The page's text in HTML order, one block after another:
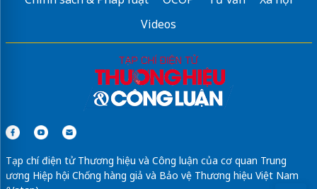
Videos
Tạp chí điện tử Thương hiệu và Công luận của cơ quan Trung
ương Hiệp hội Chống hàng giả và Bảo vệ Thương hiệu Việt Nam